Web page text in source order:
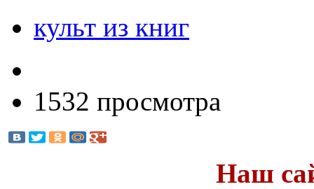
культ из книг
1532 просмотра
Наш